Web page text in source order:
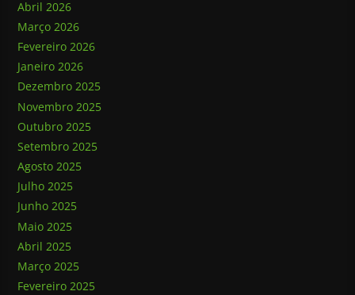
Abril 2026
Março 2026
Fevereiro 2026
Janeiro 2026
Dezembro 2025
Novembro 2025
Outubro 2025
Setembro 2025
Agosto 2025
Julho 2025
Junho 2025
Maio 2025
Abril 2025
Março 2025
Fevereiro 2025